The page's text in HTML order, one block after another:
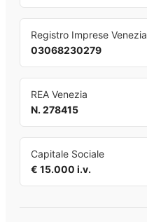
Registro Imprese Venezia
03068230279
REA Venezia
N. 278415
Capitale Sociale
€ 15.000 i.v.